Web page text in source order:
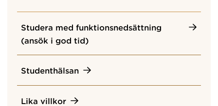
Studera med funktionsnedsättning
(ansök i god tid)
Studenthälsan
Lika villkor